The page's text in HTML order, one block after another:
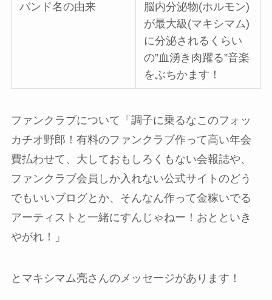
バンド名の由来
脳内分泌物(ホルモン)
が最大級(マキシマム)
に分泌されるくらい
の”血湧き肉躍る”音楽
をぶちかます！
ファンクラブについて「調子に乗るなこのフォッ
カチオ野郎！有料のファンクラブ作って高い年会
費払わせて、大しておもしろくもない会報誌や、
ファンクラブ会員しか入れない公式サイトのどう
でもいいブログとか、そんなん作って金稼いでる
アーティストと一緒にすんじゃねー！おとといき
やがれ！」
とマキシマム亮さんのメッセージがあります！